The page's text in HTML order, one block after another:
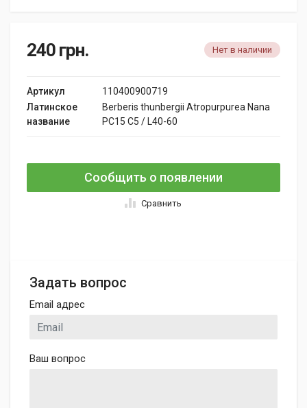
240 грн. Нет в наличии
Артикул
110400900719
Латинское
название
Berberis thunbergii Atropurpurea Nana
PC15 C5 / L40-60
Сообщить о появлении
Сравнить
Задать вопрос
Email адрес
Ваш вопрос